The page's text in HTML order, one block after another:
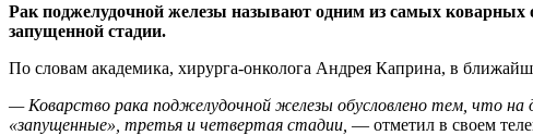
Рак поджелудочной железы называют одним из самых коварных
запущенной стадии.
По словам академика, хирурга-онколога Андрея Каприна, в
— Коварство рака поджелудочной железы обусловлено тем, что
«запущенные», третья и четвертая стадии, — отметил в своем